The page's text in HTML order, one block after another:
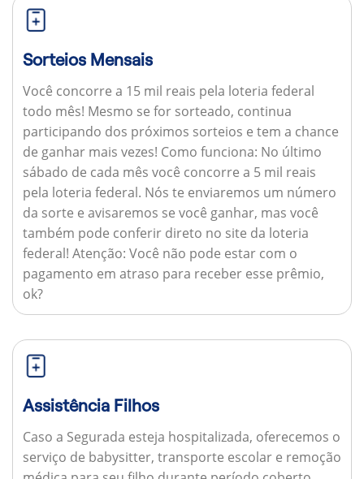
Sorteios Mensais
Você concorre a 15 mil reais pela loteria federal
todo mês! Mesmo se for sorteado, continua
participando dos próximos sorteios e tem a chance
de ganhar mais vezes! Como funciona: No último
sábado de cada mês você concorre a 5 mil reais
pela loteria federal. Nós te enviaremos um número
da sorte e avisaremos se você ganhar, mas você
também pode conferir direto no site da loteria
federal! Atenção: Você não pode estar com o
pagamento em atraso para receber esse prêmio,
ok?
Assistência Filhos
Caso a Segurada esteja hospitalizada, oferecemos o
serviço de babysitter, transporte escolar e remoção